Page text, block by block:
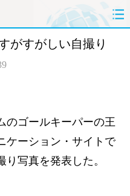
経済
がすがしい自撮り
のゴールキーパーの王
ケーション・サイトで
写真を発表した。